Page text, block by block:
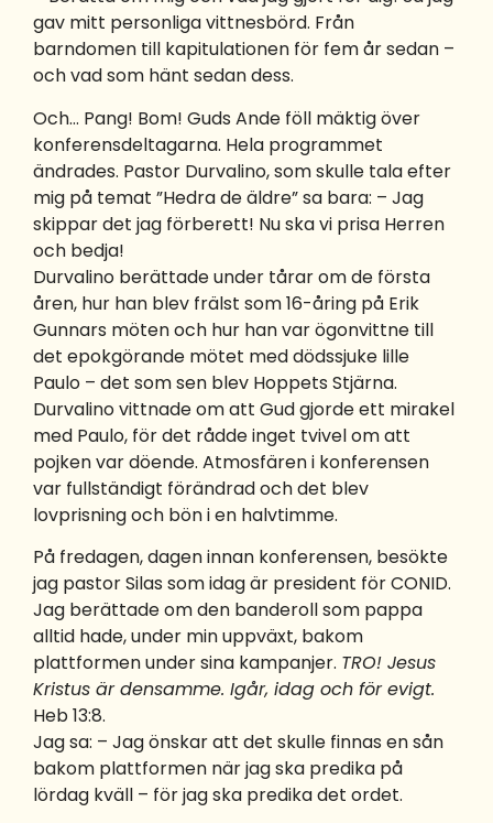
gav mitt personliga vittnesbörd. Från
barndomen till kapitulationen för fem år sedan –
och vad som hänt sedan dess.
Och… Pang! Bom! Guds Ande föll mäktig över
konferensdeltagarna. Hela programmet
ändrades. Pastor Durvalino, som skulle tala efter
mig på temat ”Hedra de äldre” sa bara: – Jag
skippar det jag förberett! Nu ska vi prisa Herren
och bedja!
Durvalino berättade under tårar om de första
åren, hur han blev frälst som 16-åring på Erik
Gunnars möten och hur han var ögonvittne till
det epokgörande mötet med dödssjuke lille
Paulo – det som sen blev Hoppets Stjärna.
Durvalino vittnade om att Gud gjorde ett mirakel
med Paulo, för det rådde inget tvivel om att
pojken var döende. Atmosfären i konferensen
var fullständigt förändrad och det blev
lovprisning och bön i en halvtimme.
På fredagen, dagen innan konferensen, besökte
jag pastor Silas som idag är president för CONID.
Jag berättade om den banderoll som pappa
alltid hade, under min uppväxt, bakom
plattformen under sina kampanjer. TRO! Jesus
Kristus är densamme. Igår, idag och för evigt.
Heb 13:8.
Jag sa: – Jag önskar att det skulle finnas en sån
bakom plattformen när jag ska predika på
lördag kväll – för jag ska predika det ordet.